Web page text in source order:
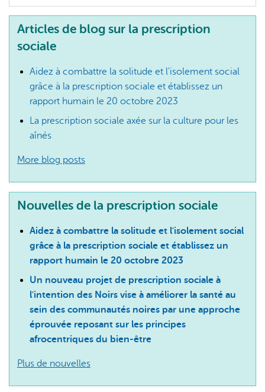
Articles de blog sur la prescription
sociale
Aidez à combattre la solitude et l'isolement social
grâce à la prescription sociale et établissez un
rapport humain le 20 octobre 2023
La prescription sociale axée sur la culture pour les
aînés
More blog posts
Nouvelles de la prescription sociale
Aidez à combattre la solitude et l'isolement social
grâce à la prescription sociale et établissez un
rapport humain le 20 octobre 2023
Un nouveau projet de prescription sociale à
l'intention des Noirs vise à améliorer la santé au
sein des communautés noires par une approche
éprouvée reposant sur les principes
afrocentriques du bien-être
Plus de nouvelles